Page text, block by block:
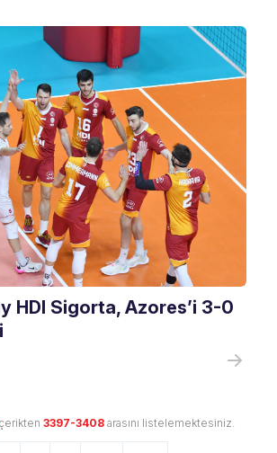
HDI Sigorta, Azores’i 3-0
3397-3408arasını listelemektesiniz.